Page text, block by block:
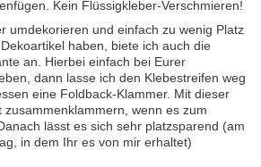
Kein Flüssigkleber-Verschmieren!
umdekorieren und einfach zu wenig Platz
haben, biete ich auch die
an. Hierbei einfach bei Eurer
dann lasse ich den Klebestreifen weg
eine Foldback-Klammer. Mit dieser
zusammenklammern, wenn es zum
lässt es sich sehr platzsparend (am
in dem Ihr es von mir erhaltet)